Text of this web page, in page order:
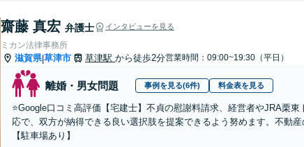
齋藤 真宏 弁護士 インタビューを見る
ミカン法律事務所
滋賀県|草津市 草津駅 から徒歩2分営業時間：09:00~19:30（平日）
離婚・男女問題 事例を見る(6件) 料金表を見る
⭐️Google口コミ高評価【宅建士】不貞の慰謝料請求、経営者やJRA栗
応で、双方が納得できる良い選択肢を提案できるよう努めます。不動
【駐車場あり】